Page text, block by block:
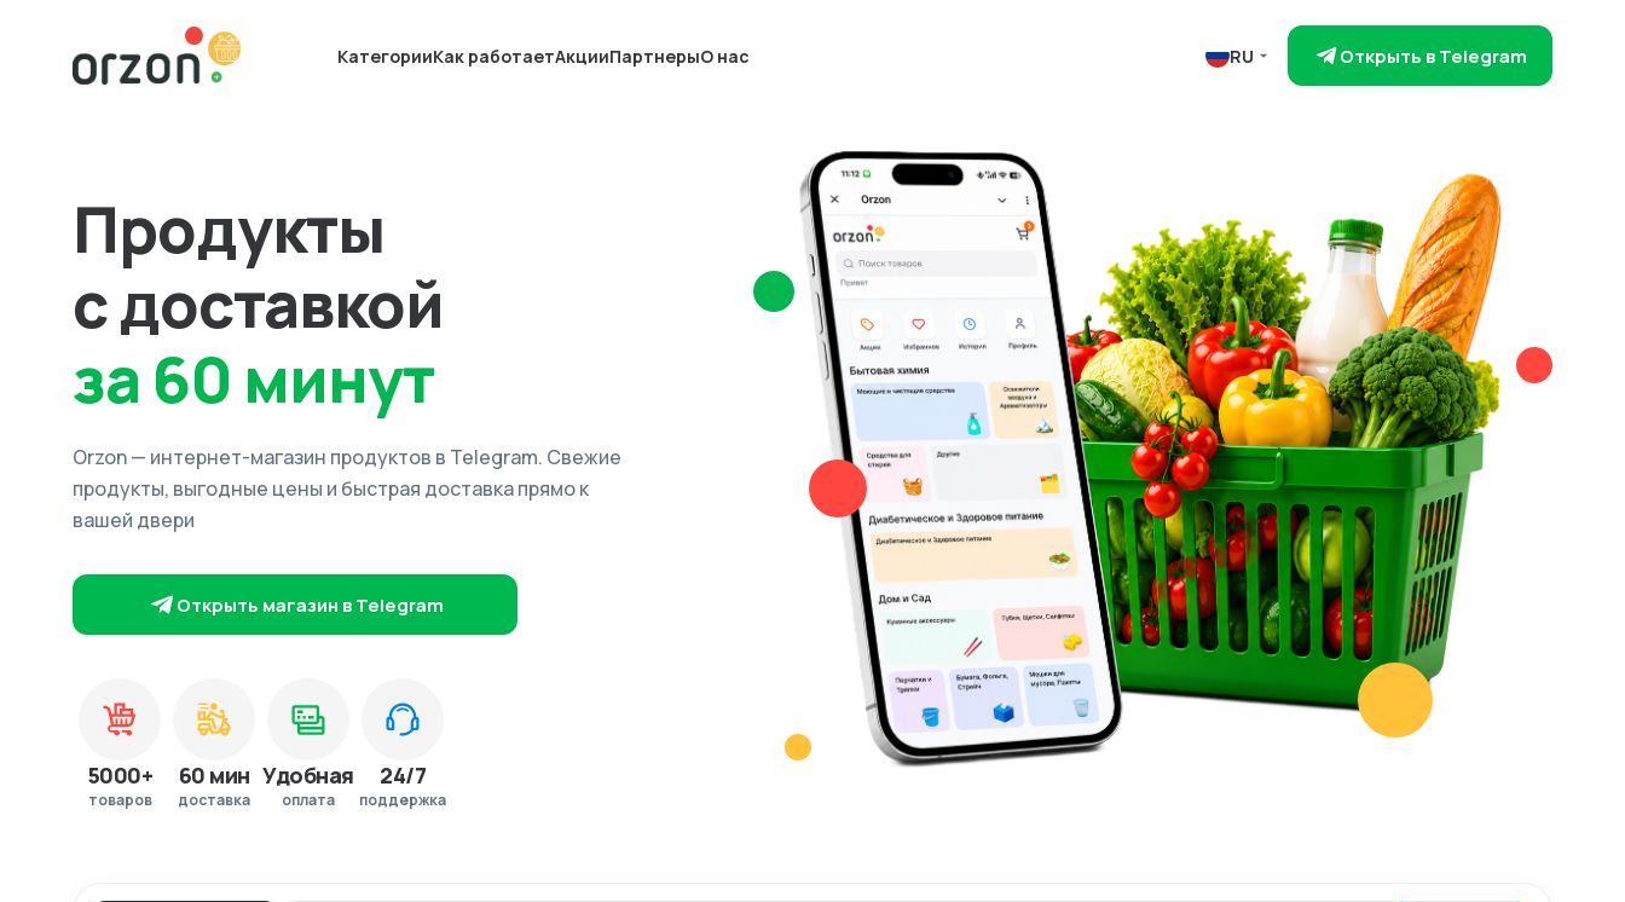
КатегорииКак работаетАкцииПартнерыО нас RU Открыть в Telegram
Продукты
с доставкой
за 60 минут
Orzon — интернет-магазин продуктов в Telegram. Свежие
продукты, выгодные цены и быстрая доставка прямо к
вашей двери
Открыть магазин в Telegram
5000+
товаров
60 мин
доставка
Удобная
оплата
24/7
поддержка